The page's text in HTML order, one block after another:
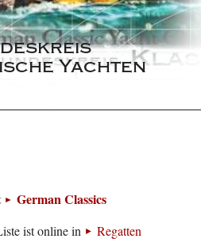
Yachten
German Classics
ist online in
Regatten